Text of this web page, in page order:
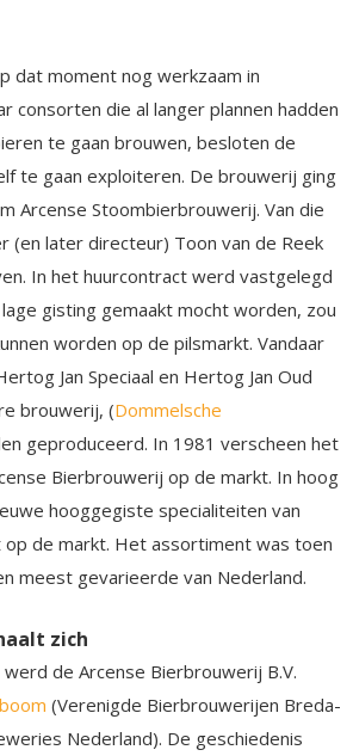
dat moment nog werkzaam in
consorten die al langer plannen hadden
te gaan brouwen, besloten de
te gaan exploiteren. De brouwerij ging
Arcense Stoombierbrouwerij. Van die
(en later directeur) Toon van de Reek
In het huurcontract werd vastgelegd
gisting gemaakt mocht worden, zou
worden op de pilsmarkt. Vandaar
Jan Speciaal en Hertog Jan Oud
brouwerij, (Dommelsche
geproduceerd. In 1981 verscheen het
Bierbrouwerij op de markt. In hoog
hooggegiste specialiteiten van
de markt. Het assortiment was toen
meest gevarieerde van Nederland.
zich
de Arcense Bierbrouwerij B.V.
(Verenigde Bierbrouwerijen Breda-
Nederland). De geschiedenis